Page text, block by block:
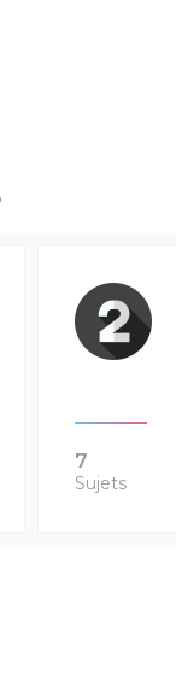
7
Sujets